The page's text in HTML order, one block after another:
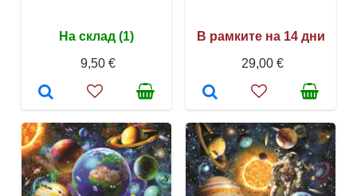
На склад (1)
9,50 €
В рамките на 14 дни
29,00 €